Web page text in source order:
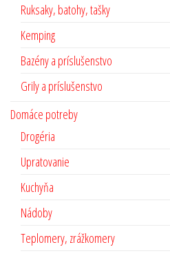
Ruksaky, batohy, tašky
Kemping
Bazény a príslušenstvo
Grily a príslušenstvo
Domáce potreby
Drogéria
Upratovanie
Kuchyňa
Nádoby
Teplomery, zrážkomery